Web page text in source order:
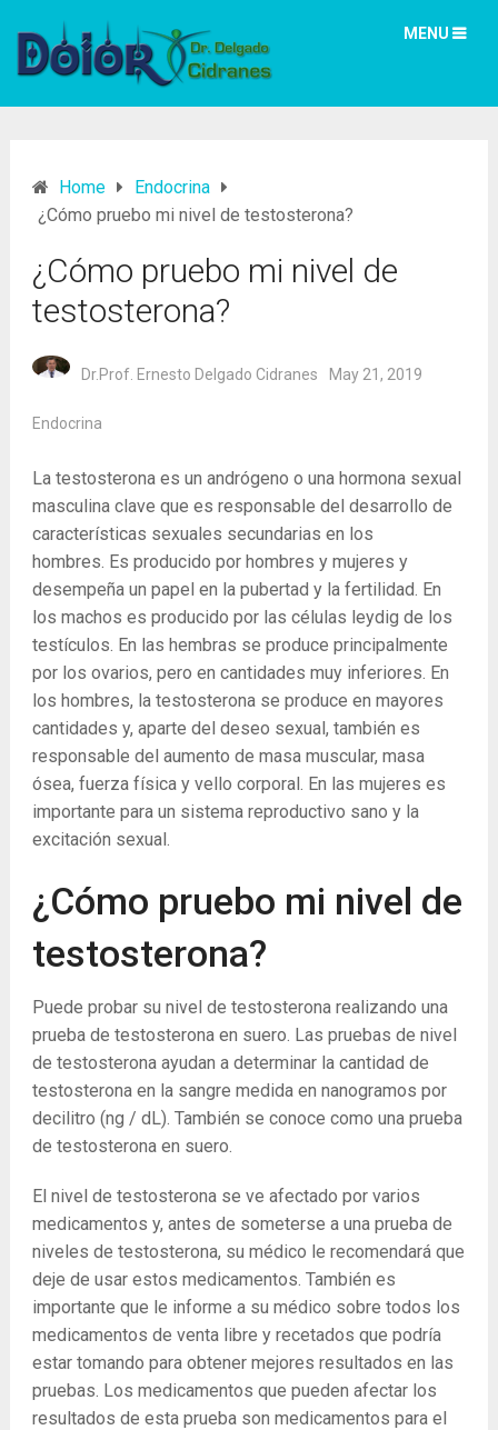
MENU
Home
Endocrina
¿Cómo pruebo mi nivel de testosterona?
¿Cómo pruebo mi nivel de
testosterona?
Dr.Prof. Ernesto Delgado Cidranes May 21, 2019
Endocrina
La testosterona es un andrógeno o una hormona sexual
masculina clave que es responsable del desarrollo de
características sexuales secundarias en los
hombres. Es producido por hombres y mujeres y
desempeña un papel en la pubertad y la fertilidad. En
los machos es producido por las células leydig de los
testículos. En las hembras se produce principalmente
por los ovarios, pero en cantidades muy inferiores. En
los hombres, la testosterona se produce en mayores
cantidades y, aparte del deseo sexual, también es
responsable del aumento de masa muscular, masa
ósea, fuerza física y vello corporal. En las mujeres es
importante para un sistema reproductivo sano y la
excitación sexual.
¿Cómo pruebo mi nivel de
testosterona?
Puede probar su nivel de testosterona realizando una
prueba de testosterona en suero. Las pruebas de nivel
de testosterona ayudan a determinar la cantidad de
testosterona en la sangre medida en nanogramos por
decilitro (ng / dL). También se conoce como una prueba
de testosterona en suero.
El nivel de testosterona se ve afectado por varios
medicamentos y, antes de someterse a una prueba de
niveles de testosterona, su médico le recomendará que
deje de usar estos medicamentos. También es
importante que le informe a su médico sobre todos los
medicamentos de venta libre y recetados que podría
estar tomando para obtener mejores resultados en las
pruebas. Los medicamentos que pueden afectar los
resultados de esta prueba son medicamentos para el